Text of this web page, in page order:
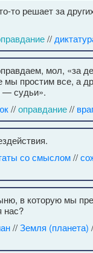
то решает за
//
мол, «за
мы простим все, а
— судьи».
//оправдание//
со смыслом//
в которую мы
нас?
//Земля (планета)